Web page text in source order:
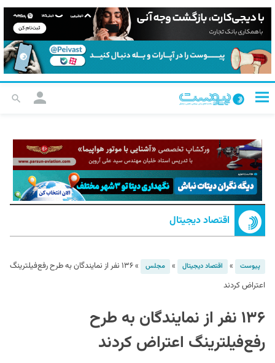
اقتصاد دیجیتال
پیوست » اقتصاد دیجیتال » مجلس »
۱۳۶ نفر از نمایندگان به طرح رفع‌فیلترینگ
اعتراض کردند
۱۳۶ نفر از نمایندگان به طرح
رفع‌فیلترینگ اعتراض کردند